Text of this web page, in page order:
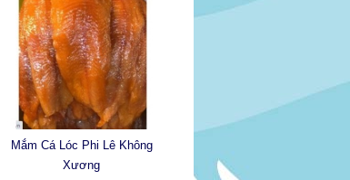
Mắm Cá Lóc Phi Lê Không
Xương